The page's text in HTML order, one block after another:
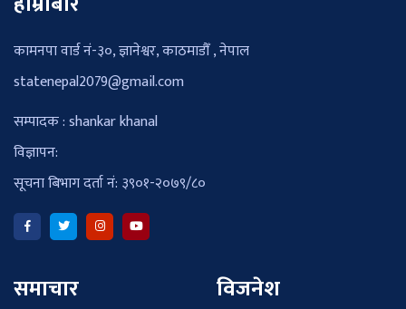
कामनपा वार्ड नं-३०, ज्ञानेश्वर, काठमाडौँ , नेपाल
statenepal2079@gmail.com
सम्पादक : shankar khanal
विज्ञापन:
सूचना बिभाग दर्ता नं: ३९०१-२०७९/८०
समाचार विजनेश